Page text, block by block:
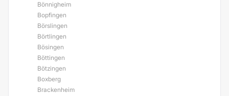
Bönnigheim
Bopfingen
Börslingen
Börtlingen
Bösingen
Böttingen
Bötzingen
Boxberg
Brackenheim